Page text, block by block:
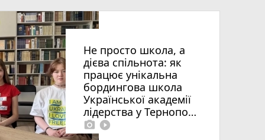
Не просто школа, а
дієва спільнота: як
працює унікальна
бордингова школа
Української академії
лідерства у Тернополі
photo_camera play_circle_filled